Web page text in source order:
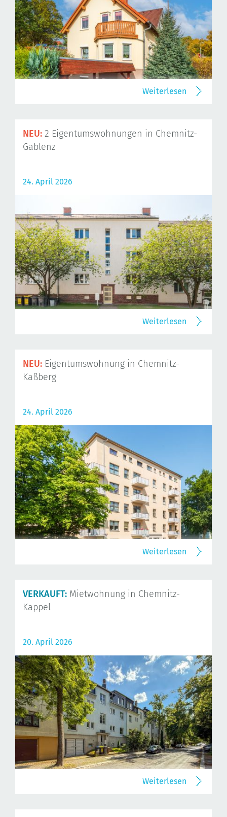
Weiterlesen
NEU: 2 Eigentumswohnungen in Chemnitz-
Gablenz
24. April 2026
Weiterlesen
NEU: Eigentumswohnung in Chemnitz-
Kaßberg
24. April 2026
Weiterlesen
VERKAUFT: Mietwohnung in Chemnitz-
Kappel
20. April 2026
Weiterlesen